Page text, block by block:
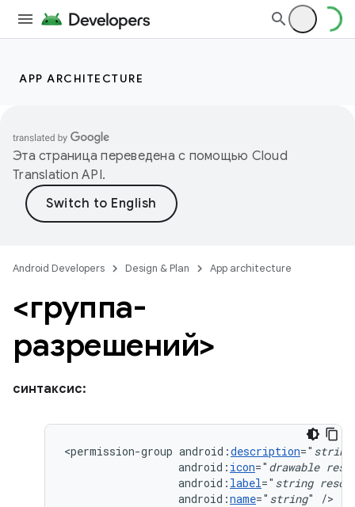
APP ARCHITECTURE
Эта страница переведена с помощью Cloud
Translation API.
Android Developers Design & Plan App architecture
<группа-
разрешений>
синтаксис:
<permission-group android:description=" string
android: icon=" drawable
android: label=" string
android:name=" string" />